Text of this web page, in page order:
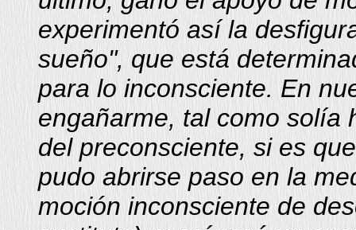
experimentó así la
sueño", que está
para lo inconsciente. En
engañarme, tal como solía
del preconsciente, si es
pudo abrirse paso en la
moción inconsciente de